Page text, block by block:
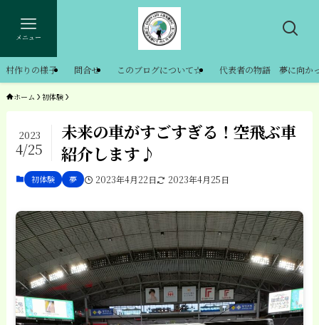
メニュー
村作りの様子 問合せ このブログについて☆ 代表者の物語 夢に向か
ホーム 初体験
未来の車がすごすぎる！空飛ぶ車
紹介します♪
2023
4/25
初体験 夢 2023年4月22日 2023年4月25日